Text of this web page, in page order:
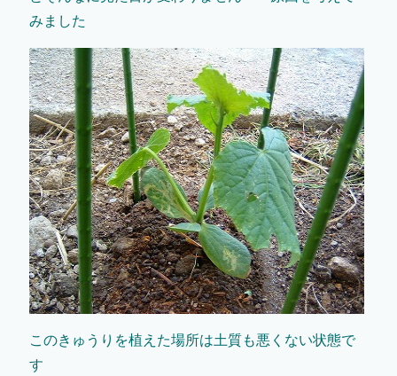
みました
このきゅうりを植えた場所は土質も悪くない状態で
す